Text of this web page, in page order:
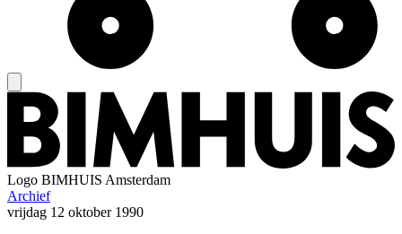
Logo BIMHUIS Amsterdam
Archief
vrijdag 12 oktober 1990